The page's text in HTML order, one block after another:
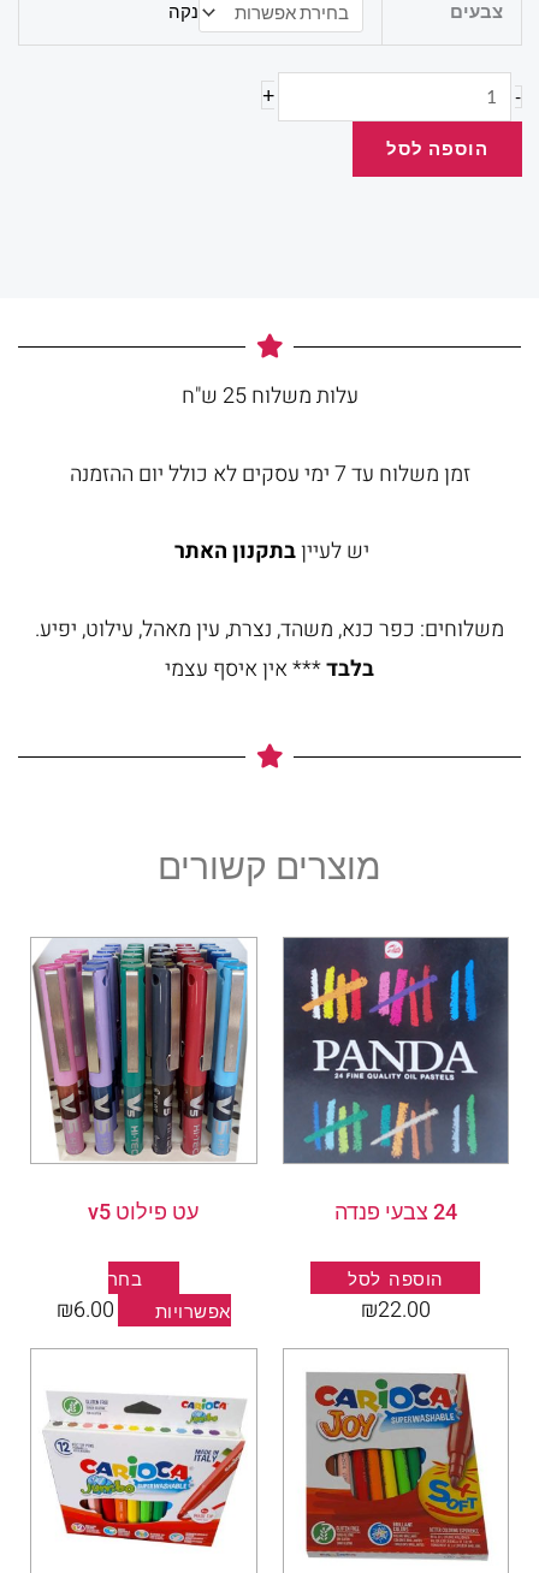
צבעים נקה
-
פילוט
v7
+
הוספה לסל
עלות משלוח 25 ש"ח
זמן משלוח עד 7 ימי עסקים לא כולל יום ההזמנה
יש לעייןבתקנון האתר
משלוחים: כפר כנא, משהד, נצרת, עין מאהל, עילוט, יפיע.
בלבד*** אין איסף עצמי
מוצרים קשורים
24 צבעי פנדה
הוספה לסל
₪22.00
עט פילוט v5
בחר
אפשרויות
למוצר
זה
יש
מספר
סוגים.
ניתן
לבחור
האפשרויות
המוצר
₪6.00